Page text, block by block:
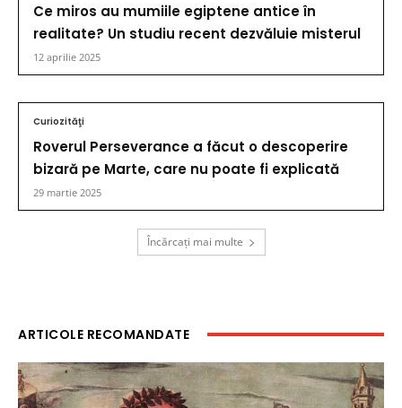
Ce miros au mumiile egiptene antice în
realitate? Un studiu recent dezvăluie misterul
12 aprilie 2025
Curiozităţi
Roverul Perseverance a făcut o descoperire
bizară pe Marte, care nu poate fi explicată
29 martie 2025
Încărcați mai multe
ARTICOLE RECOMANDATE